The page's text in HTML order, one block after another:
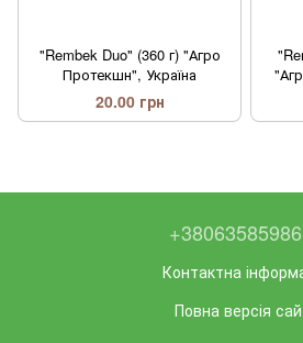
"Rembek Duo" (360 г) "Агро
Протекшн", Україна
20.00 грн
Контактна
Повна версія